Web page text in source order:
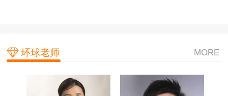
环球老师 MORE